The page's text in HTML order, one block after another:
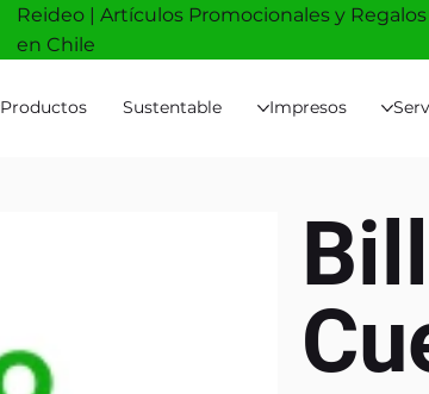
Productos Sustentable Impresos
Reideo | Artículos Promocionales y
en Chile